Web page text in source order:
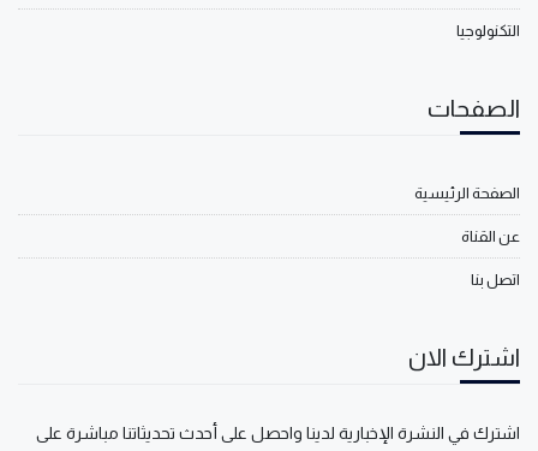
التكنولوجيا
الصفحات
الصفحة الرئيسية
عن القناة
اتصل بنا
اشترك الان
اشترك في النشرة الإخبارية لدينا واحصل على أحدث تحديثاتنا مباشرة على